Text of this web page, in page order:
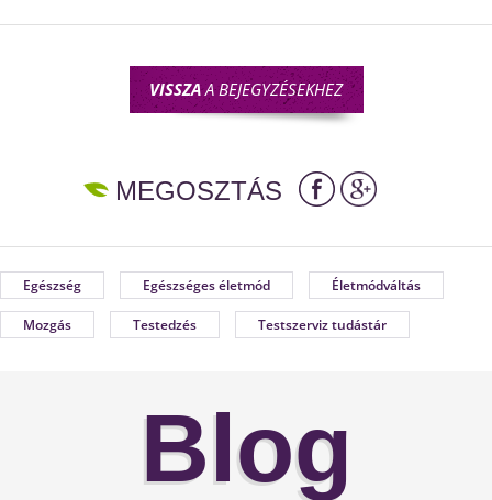
VISSZAA BEJEGYZÉSEKHEZ
MEGOSZTÁS
Egészség Egészséges életmód Életmódváltás
Mozgás Testedzés Testszerviz tudástár
Blog